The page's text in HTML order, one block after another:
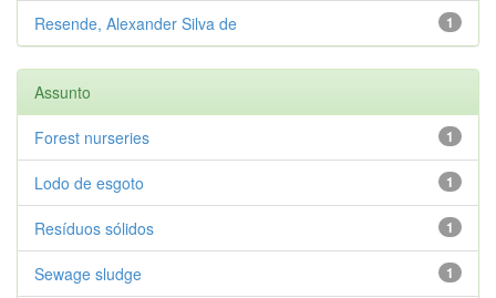
1
Resende, Alexander Silva de
Assunto
1
Forest nurseries
1
Lodo de esgoto
1
Resíduos sólidos
1
Sewage sludge